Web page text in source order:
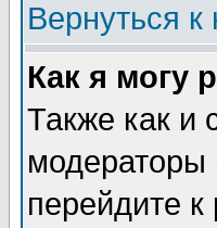
Вернуться к
Как я могу
Также как и
модераторы
перейдите